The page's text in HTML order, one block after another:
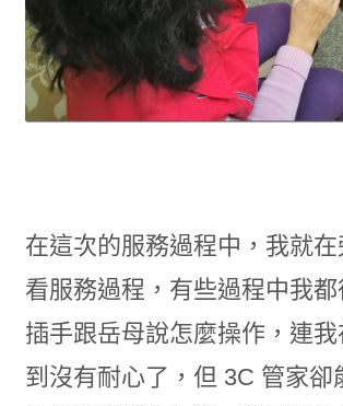
在這次的服務過程中，我就
看服務過程，有些過程中我
插手跟岳母說怎麼操作，連
到沒有耐心了，但 3C 管家卻